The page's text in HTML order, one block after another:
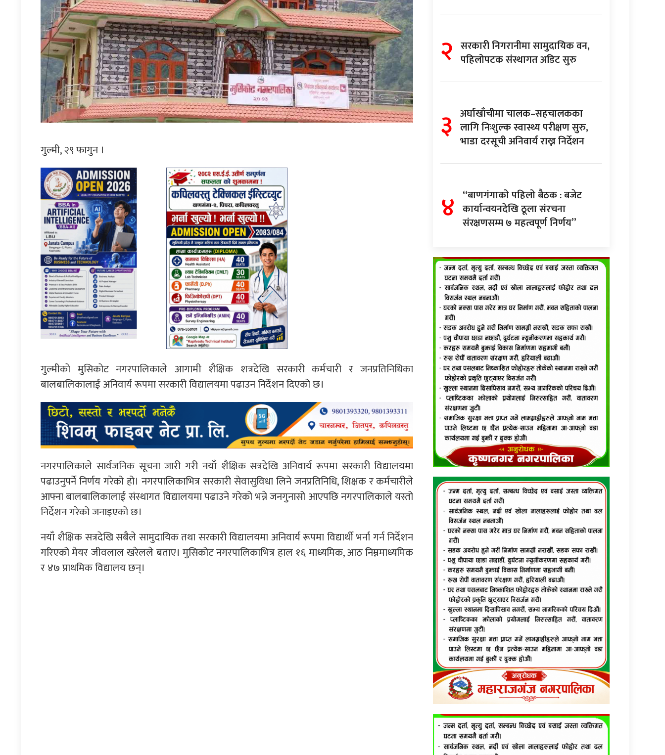
गुल्मी, २९ फागुन ।
गुल्मीको मुसिकोट नगरपालिकाले आगामी शैक्षिक शत्रदेखि सरकारी कर्मचारी र जनप्रतिनिधिका
बालबालिकालाई अनिवार्य रूपमा सरकारी विद्यालयमा पढाउन निर्देशन दिएको छ।
नगरपालिकाले सार्वजनिक सूचना जारी गरी नयाँ शैक्षिक सत्रदेखि अनिवार्य रूपमा सरकारी विद्यालयमा
पढाउनुपर्ने निर्णय गरेको हो। नगरपालिकाभित्र सरकारी सेवासुविधा लिने जनप्रतिनिधि, शिक्षक र कर्मचारीले
आफ्ना बालबालिकालाई संस्थागत विद्यालयमा पढाउने गरेको भन्ने जनगुनासो आएपछि नगरपालिकाले यस्तो
निर्देशन गरेको जनाइएको छ।
नयाँ शैक्षिक सत्रदेखि सबैले सामुदायिक तथा सरकारी विद्यालयमा अनिवार्य रूपमा विद्यार्थी भर्ना गर्न निर्देशन
गरिएको मेयर जीवलाल खरेलले बताए। मुसिकोट नगरपालिकाभित्र हाल १६ माध्यमिक, आठ निम्नमाध्यमिक
र ४७ प्राथमिक विद्यालय छन्।
२ सरकारी निगरानीमा सामुदायिक वन,
पहिलोपटक संस्थागत अडिट सुरु
३ अर्घाखाँचीमा चालक–सहचालकका
लागि निःशुल्क स्वास्थ्य परीक्षण सुरु,
भाडा दरसूची अनिवार्य राख्न निर्देशन
४ “बाणगंगाको पहिलो बैठक : बजेट
कार्यान्वयनदेखि ठूला संरचना
संरक्षणसम्म ७ महत्वपूर्ण निर्णय”